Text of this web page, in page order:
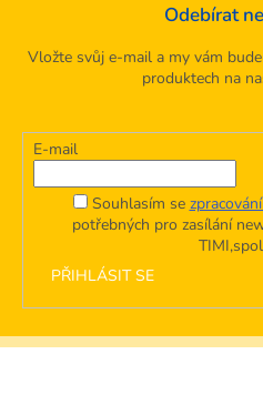
Odebírat
Vložte svůj e-mail a my vám
produktech na
E-mail
Souhlasím se
potřebných pro zasílání
PŘIHLÁSIT SE
Z